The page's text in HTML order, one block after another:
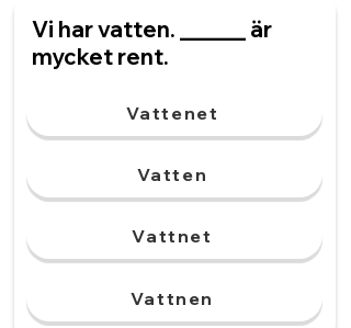
Vi har vatten. ______ är
mycket rent.
Vattenet
Vatten
Vattnet
Vattnen